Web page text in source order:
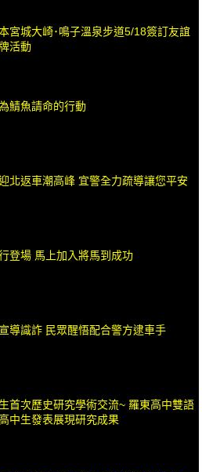
宮城大崎･鳴子溫泉步道5/18簽訂友誼
活動
鯖魚請命的行動
北返車潮高峰 宜警全力疏導讓您平安
登場 馬上加入將馬到成功
導識詐 民眾醒悟配合警方逮車手
首次歷史研究學術交流~ 羅東高中雙語
中生發表展現研究成果